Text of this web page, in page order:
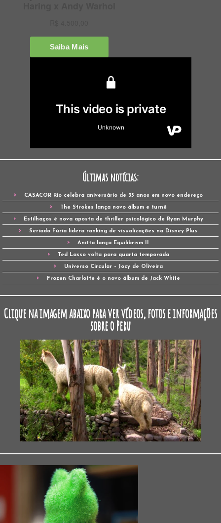
Últimas notícias:
CASACOR Rio celebra aniversário de 35 anos em novo endereço
The Strokes lança novo álbum e turnê
Estilhaços é nova aposta de thriller psicológico de Ryan Murphy
Seriado Fúria lidera ranking de visualizações na Disney Plus
Anitta lança Equilibrivm II
Ted Lasso volta para quarta temporada
Universo Circular – Jocy de Oliveira
Frozen Charlotte é o novo álbum de Jack White
Clique na imagem abaixo para ver vídeos, fotos e informações
sobre o Peru